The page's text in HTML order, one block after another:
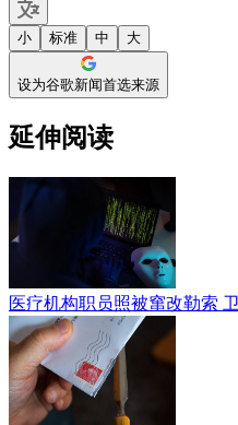
小 标准 中 大
设为谷歌新闻首选来源
延伸阅读
医疗机构职员照被窜改勒索